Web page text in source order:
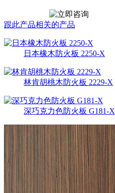
跟此产品相关的产品
日本橡木防火板 2250-X
林肯胡桃木防火板 2229-X
深巧克力色防火板 G181-X